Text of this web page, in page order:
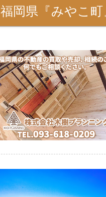
福岡県『みやこ